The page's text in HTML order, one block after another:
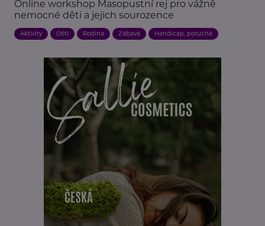
Online workshop Masopustní rej pro vážně
nemocné děti a jejich sourozence
Aktivity Děti Rodina Zábava Handicap, porucha